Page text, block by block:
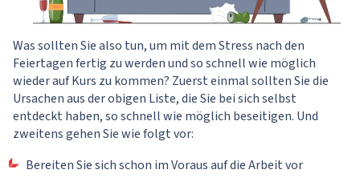
Was sollten Sie also tun, um mit dem Stress nach den
Feiertagen fertig zu werden und so schnell wie möglich
wieder auf Kurs zu kommen? Zuerst einmal sollten Sie die
Ursachen aus der obigen Liste, die Sie bei sich selbst
entdeckt haben, so schnell wie möglich beseitigen. Und
zweitens gehen Sie wie folgt vor:
Bereiten Sie sich schon im Voraus auf die Arbeit vor